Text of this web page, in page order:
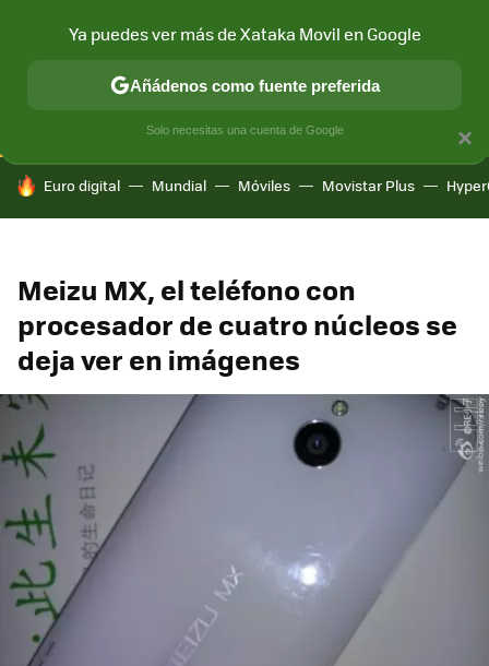
CONECTIVIDAD MÓVIL Y SOCIEDAD APLICACIONES
HOY SE HABLA DE
Euro digital Mundial Móviles Movistar Plus
Meizu MX, el teléfono con
procesador de cuatro núcleos se
deja ver en imágenes
×
Ya puedes ver más de Xataka Movil en Google
Añádenos como fuente preferida
Solo necesitas una cuenta de Google